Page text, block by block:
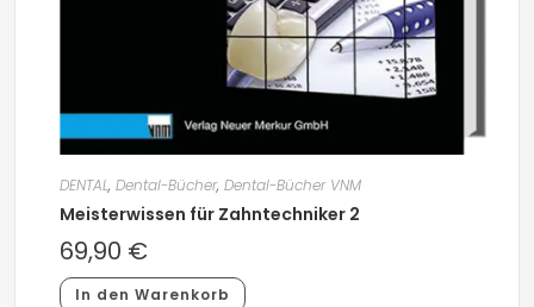
DENTAL, Dental-Bücher, Dental-Bücher VNM
Meisterwissen für Zahntechniker 2
69,90 €
In den Warenkorb